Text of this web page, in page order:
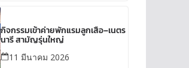
กิจกรรมเข้าค่ายพักแรมลูกเสือ–เนตร
นารี สามัญรุ่นใหญ่
11 มีนาคม 2026